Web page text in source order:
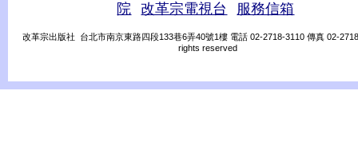
院
改革宗電視台 服務信箱
改革宗出版社 台北市南京東路四段133巷6弄40號1樓 電話 02-2718-3110 傳真 02-
rights reserved